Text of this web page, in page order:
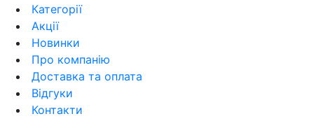
Категорії
Акції
Новинки
Про компанію
Доставка та оплата
Відгуки
Контакти